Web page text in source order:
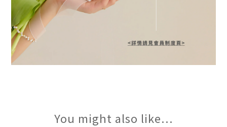
You might also like...